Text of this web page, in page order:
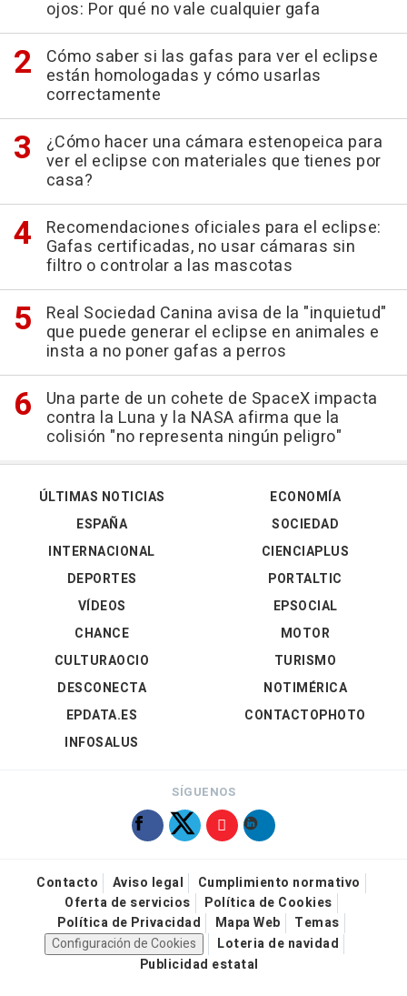
ojos: Por qué no vale cualquier gafa
Cómo saber si las gafas para ver el eclipse
están homologadas y cómo usarlas
correctamente
¿Cómo hacer una cámara estenopeica para
ver el eclipse con materiales que tienes por
casa?
Recomendaciones oficiales para el eclipse:
Gafas certificadas, no usar cámaras sin
filtro o controlar a las mascotas
Real Sociedad Canina avisa de la "inquietud"
que puede generar el eclipse en animales e
insta a no poner gafas a perros
Una parte de un cohete de SpaceX impacta
contra la Luna y la NASA afirma que la
colisión "no representa ningún peligro"
ÚLTIMAS NOTICIAS
ESPAÑA
INTERNACIONAL
DEPORTES
VÍDEOS
ECONOMÍA
SOCIEDAD
CIENCIAPLUS
PORTALTIC
EPSOCIAL
CHANCE
CULTURAOCIO
DESCONECTA
EPDATA.ES
INFOSALUS
MOTOR
TURISMO
NOTIMÉRICA
CONTACTOPHOTO
SÍGUENOS
Contacto Aviso legal
Cumplimiento normativo
Oferta de servicios
Política de Cookies
Política de Privacidad
Mapa Web
Temas
Configuración de Cookies
Loteria de navidad
Publicidad estatal